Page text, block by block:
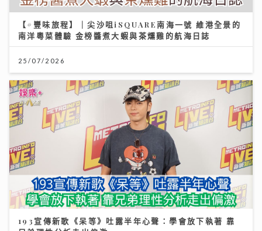
【#豐味旅程】｜尖沙咀iSQUARE南海一號 維港全景的
南洋粵菜體驗 金榜醬煮大蝦與茶燻雞的航海日誌
25/07/2026
193宣傳新歌《呆等》吐露半年心聲：學會放下執著 靠